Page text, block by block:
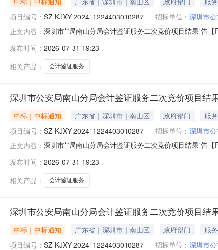
项目编号： SZ-KJXY-202411224403010287 招标单位： 深圳市
正文内容： 深圳市**局南山分局会计鉴证服务二次竞价项目结果*告
山**分局经济犯罪侦查大队王广林涉嫌挪用资金案（经
发布时间： 2026-07-31 19:23
相关产品：
会计鉴证服务
深圳市公安局南山分局会计鉴证服务二次竞价项目结
中标｜中标通知 广东省｜深圳市｜南山区 政府部门
服务
项目编号： SZ-KJXY-202411224403010287 招标单位： 深圳市
正文内容： 深圳市**局南山分局会计鉴证服务二次竞价项目结果*告
山**分局经济犯罪侦查大队07.07非法吸收*众存款案(经
发布时间： 2026-07-31 19:23
相关产品：
会计鉴证服务
深圳市公安局南山分局会计鉴证服务二次竞价项目结
中标｜中标通知 广东省｜深圳市｜南山区 政府部门
服务
项目编号： SZ-KJXY-202411224403010287 招标单位： 深圳市